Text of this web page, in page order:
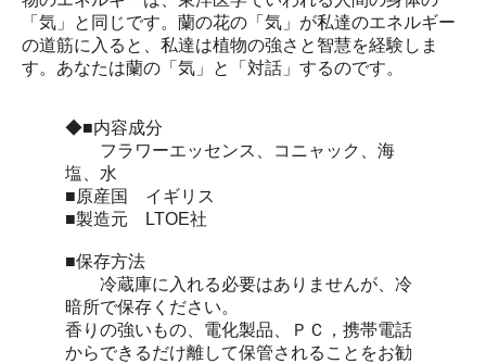
「気」と同じです。蘭の花の「気」が私達のエネルギー
の道筋に入ると、私達は植物の強さと智慧を経験しま
す。あなたは蘭の「気」と「対話」するのです。
◆■内容成分
フラワーエッセンス、コニャック、海
塩、水
■原産国 イギリス
■製造元 LTOE社
■保存方法
冷蔵庫に入れる必要はありませんが、冷
暗所で保存ください。
香りの強いもの、電化製品、ＰＣ，携帯電話
からできるだけ離して保管されることをお勧